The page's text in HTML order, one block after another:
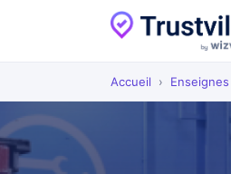
Accueil › Enseignes